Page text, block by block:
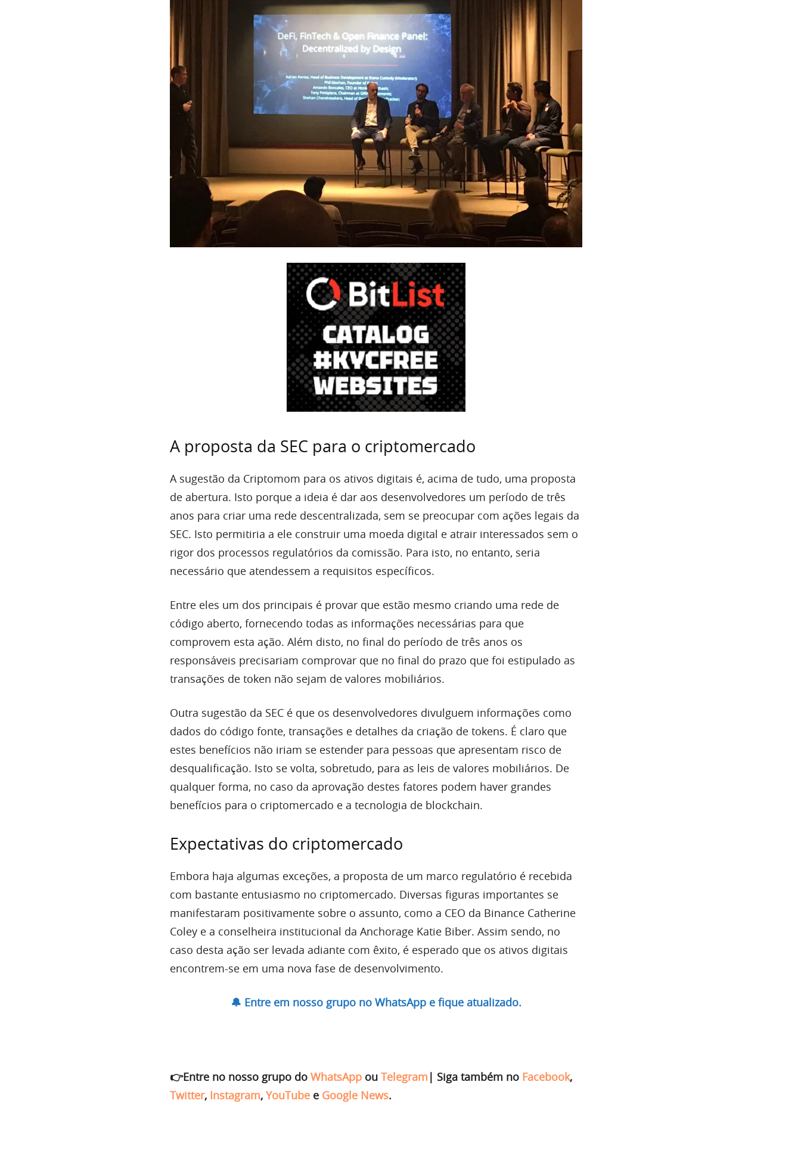
A proposta da SEC para o criptomercado
A sugestão da Criptomom para os ativos digitais é, acima de tudo, uma proposta
de abertura. Isto porque a ideia é dar aos desenvolvedores um período de três
anos para criar uma rede descentralizada, sem se preocupar com ações legais da
SEC. Isto permitiria a ele construir uma moeda digital e atrair interessados sem o
rigor dos processos regulatórios da comissão. Para isto, no entanto, seria
necessário que atendessem a requisitos específicos.
Entre eles um dos principais é provar que estão mesmo criando uma rede de
código aberto, fornecendo todas as informações necessárias para que
comprovem esta ação. Além disto, no final do período de três anos os
responsáveis precisariam comprovar que no final do prazo que foi estipulado as
transações de token não sejam de valores mobiliários.
Outra sugestão da SEC é que os desenvolvedores divulguem informações como
dados do código fonte, transações e detalhes da criação de tokens. É claro que
estes benefícios não iriam se estender para pessoas que apresentam risco de
desqualificação. Isto se volta, sobretudo, para as leis de valores mobiliários. De
qualquer forma, no caso da aprovação destes fatores podem haver grandes
benefícios para o criptomercado e a tecnologia de blockchain.
Expectativas do criptomercado
Embora haja algumas exceções, a proposta de um marco regulatório é recebida
com bastante entusiasmo no criptomercado. Diversas figuras importantes se
manifestaram positivamente sobre o assunto, como a CEO da Binance Catherine
Coley e a conselheira institucional da Anchorage Katie Biber. Assim sendo, no
caso desta ação ser levada adiante com êxito, é esperado que os ativos digitais
encontrem-se em uma nova fase de desenvolvimento.
🔔 Entre em nosso grupo no WhatsApp e fique atualizado.
👉Entre no nosso grupo do WhatsApp ou Telegram | Siga também no Facebook,
Twitter, Instagram, YouTube e Google News.